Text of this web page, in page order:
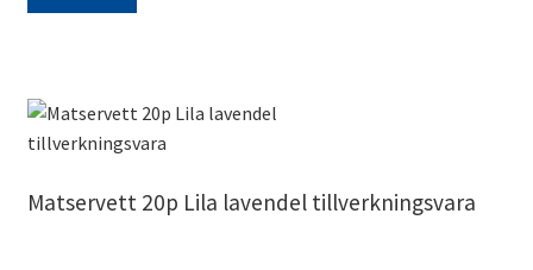
beställningsvara*
mängd
Matservett 20p Lila lavendel tillverkningsvara